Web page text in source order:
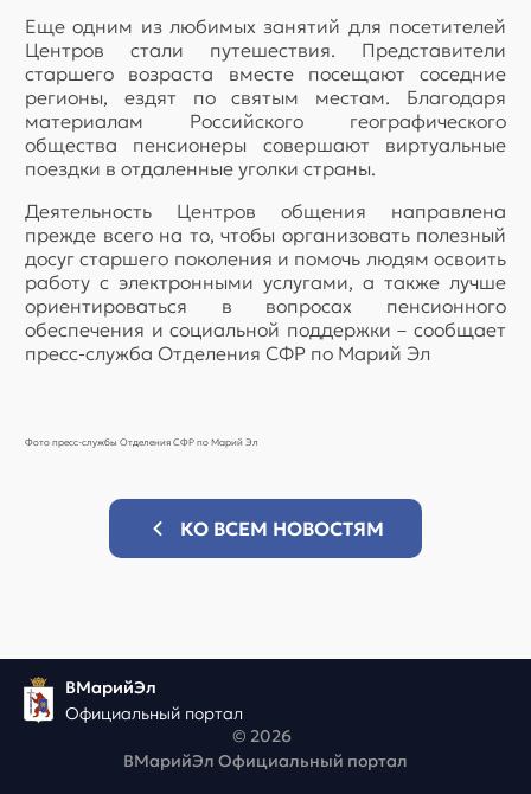
Еще одним из любимых занятий для посетителей
Центров стали путешествия. Представители
старшего возраста вместе посещают соседние
регионы, ездят по святым местам. Благодаря
материалам Российского географического
общества пенсионеры совершают виртуальные
поездки в отдаленные уголки страны.
Деятельность Центров общения направлена
прежде всего на то, чтобы организовать полезный
досуг старшего поколения и помочь людям освоить
работу с электронными услугами, а также лучше
ориентироваться в вопросах пенсионного
обеспечения и социальной поддержки – сообщает
пресс-служба Отделения СФР по Марий Эл
Фото пресс-службы Отделения СФР по Марий Эл
КО ВСЕМ НОВОСТЯМ
ВМарийЭл
Официальный портал
© 2026
ВМарийЭл Официальный портал